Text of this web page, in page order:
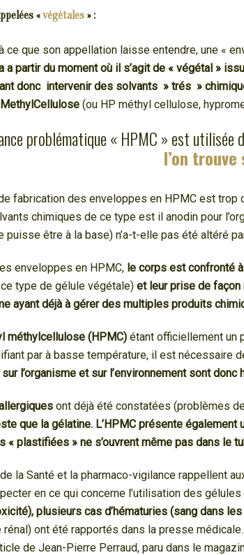
«végétales » :
ce que son appellation laisse entendre, une «
a partir du moment où il s’agit de « végétal »
donc intervenir des solvants » trés »
(ou HP méthyl cellulose,
problématique « HPMC » est utilisée
l’on
fabrication des enveloppes en HPMC est
chimiques de ce type est il anodin pour
puisse être à la base) n’a-t-elle pas été altéré
enveloppes en HPMC, le corps est confronté
type de gélule végétale) et leur prise de
ayant déjà à gérer des multiples produits
méthylcellulose (HPMC) étant officiellement un
par à basse température, il est
l’organisme et sur l’environnement sont donc
ont déjà été constatées (problèmes
que la gélatine. L’HPMC présente
« plastifiées » ne s’ouvrent même pas dans le
la Santé et la pharmaco-vigilance rappellent
en ce qui concerne l’utilisation des
plusieurs cas d’hématuries (sang dans
rénal) ont été rapportés dans la presse médicale.
de Jean-Pierre Perraud, paru dans le